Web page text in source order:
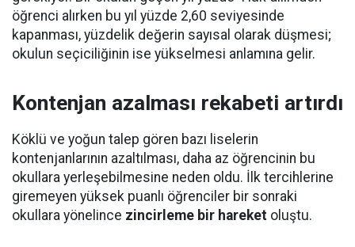
öğrenci alırken bu yıl yüzde 2,60 seviyesinde
kapanması, yüzdelik değerin sayısal olarak düşmesi;
okulun seçiciliğinin ise yükselmesi anlamına gelir.
Kontenjan azalması rekabeti artırdı
Köklü ve yoğun talep gören bazı liselerin
kontenjanlarının azaltılması, daha az öğrencinin bu
okullara yerleşebilmesine neden oldu. İlk tercihlerine
giremeyen yüksek puanlı öğrenciler bir sonraki
okullara yönelince zincirleme bir hareket oluştu.